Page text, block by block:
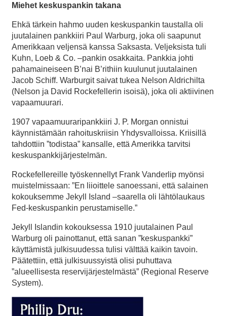
Miehet keskuspankin takana
Ehkä tärkein hahmo uuden keskuspankin taustalla oli
juutalainen pankkiiri Paul Warburg, joka oli saapunut
Amerikkaan veljensä kanssa Saksasta. Veljeksista tuli
Kuhn, Loeb & Co. –pankin osakkaita. Pankkia johti
pahamaineiseen B’nai B’rithiin kuulunut juutalainen
Jacob Schiff. Warburgit saivat tukea Nelson Aldrichilta
(Nelson ja David Rockefellerin isoisä), joka oli aktiivinen
vapaamuurari.
1907 vapaamuuraripankkiiri J. P. Morgan onnistui
käynnistämään rahoituskriisin Yhdysvalloissa. Kriisillä
tahdottiin ”todistaa” kansalle, että Amerikka tarvitsi
keskuspankkijärjestelmän.
Rockefellereille työskennellyt Frank Vanderlip myönsi
muistelmissaan: ”En liioittele sanoessani, että salainen
kokouksemme Jekyll Island –saarella oli lähtölaukaus
Fed-keskuspankin perustamiselle.”
Jekyll Islandin kokouksessa 1910 juutalainen Paul
Warburg oli painottanut, että sanan ”keskuspankki”
käyttämistä julkisuudessa tulisi välttää kaikin tavoin.
Päätettiin, että julkisuussyistä olisi puhuttava
”alueellisesta reservijärjestelmästä” (Regional Reserve
System).